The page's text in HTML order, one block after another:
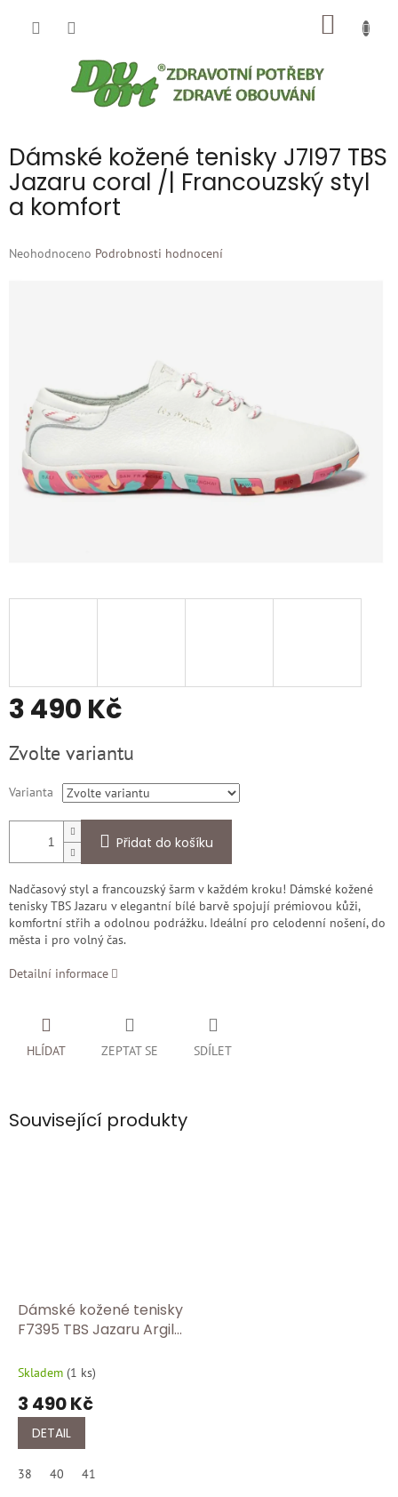
Dámské kožené tenisky J7I97 TBS
Jazaru coral /| Francouzský styl
a komfort
Průměrné
Neohodnoceno Podrobnosti hodnocení
3 490 Kč
cena:
Zvolte variantu
Varianta
Přidat do košíku
Nadčasový styl a francouzský šarm v každém kroku! Dámské kožené
tenisky TBS Jazaru v elegantní bílé barvě spojují prémiovou kůži,
komfortní střih a odolnou podrážku. Ideální pro celodenní nošení, do
města i pro volný čas.
Detailní informace
ZEPTAT SE
HLÍDAT SDÍLET
Související produkty
Dámské kožené tenisky
F7395 TBS Jazaru Argile
komfort
Skladem (1 ks)
3 490 Kč
DETAIL
38 40 41